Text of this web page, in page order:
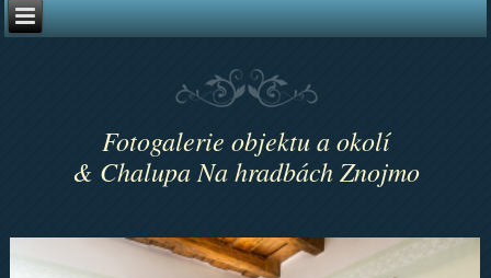
Fotogalerie objektu a okolí
& Chalupa Na hradbách Znojmo